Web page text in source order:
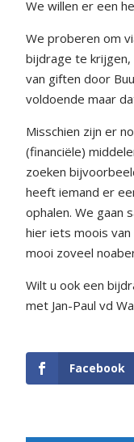
We willen er een
We proberen om
bijdrage te
van giften door
voldoende maar
Misschien zijn er
(financiële)
zoeken
heeft iemand er
ophalen. We gaan
hier iets moois
mooi zoveel
Wilt u ook een
met Jan-Paul vd
Facebook